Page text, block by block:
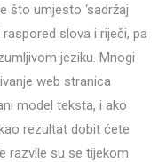
što umjesto ‘sadržaj
slova i riječi, pa
jeziku. Mnogi
web stranica
model teksta, i ako
rezultat dobit ćete
razvile su se tijekom